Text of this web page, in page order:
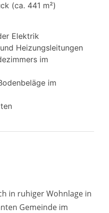
(ca. 441 m²)
Elektrik
Heizungsleitungen
im
im
in ruhiger Wohnlage in
Gemeinde im